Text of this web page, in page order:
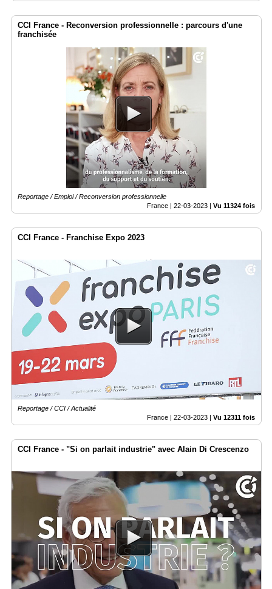
CCI France - Reconversion professionnelle : parcours d'une
franchisée
Reportage / Emploi / Reconversion professionnelle
France | 22-03-2023 | Vu 11324 fois
CCI France - Franchise Expo 2023
Reportage / CCI / Actualité
France | 22-03-2023 | Vu 12311 fois
CCI France - "Si on parlait industrie" avec Alain Di Crescenzo